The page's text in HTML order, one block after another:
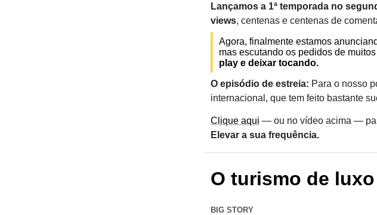
Lançamos a 1⁠ª temporada no
views, centenas e centenas de
Agora, finalmente estamos
mas escutando os pedidos de
play e deixar tocando.
O episódio de estreia: Para o nosso
internacional, que tem feito bastante
Clique aqui — ou no vídeo acima —
Elevar a sua frequência.
O turismo de
BIG STORY